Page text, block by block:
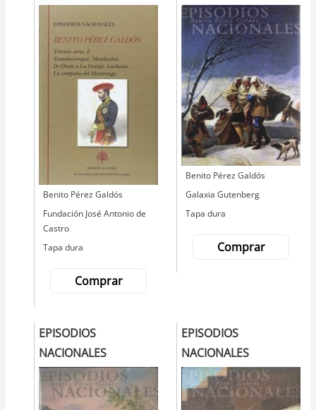
Autor
Benito Pérez Galdós
Editorial
Fundación José Antonio de
Castro
Tapa dura
Comprar
Autor
Benito Pérez Galdós
Editorial
Galaxia Gutenberg
Tapa dura
Comprar
EPISODIOS
NACIONALES
EPISODIOS
NACIONALES